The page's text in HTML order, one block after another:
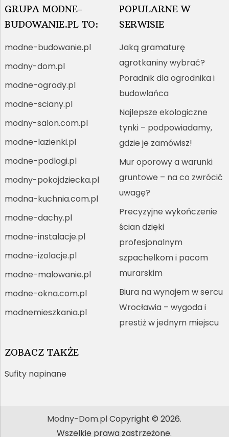
GRUPA MODNE-
BUDOWANIE.PL TO:
modne-budowanie.pl
modny-dom.pl
modne-ogrody.pl
modne-sciany.pl
modny-salon.com.pl
modne-lazienki.pl
modne-podlogi.pl
modny-pokojdziecka.pl
modna-kuchnia.com.pl
modne-dachy.pl
modne-instalacje.pl
modne-izolacje.pl
modne-malowanie.pl
modne-okna.com.pl
modnemieszkania.pl
POPULARNE W
SERWISIE
Jaką gramaturę
agrotkaniny wybrać?
Poradnik dla ogrodnika i
budowlańca
Najlepsze ekologiczne
tynki – podpowiadamy,
gdzie je zamówisz!
Mur oporowy a warunki
gruntowe – na co zwrócić
uwagę?
Precyzyjne wykończenie
ścian dzięki
profesjonalnym
szpachelkom i pacom
murarskim
Biura na wynajem w sercu
Wrocławia – wygoda i
prestiż w jednym miejscu
ZOBACZ TAKŻE
Sufity napinane
Modny-Dom.plCopyright © 2026.
Wszelkie prawa zastrzeżone.